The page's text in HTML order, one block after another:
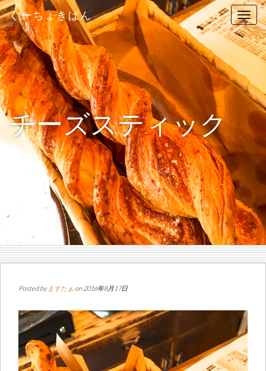
T
o
g
e
n
g
o
n
ぐーちょきぱん
チーズスティック
Posted by ますたぁ on 2016年8月17日